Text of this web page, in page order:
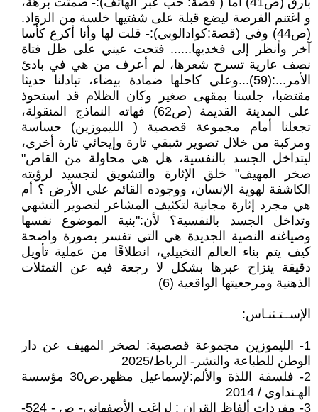
و اغتنم الفرصة ليضع قبلة على شفتيها خلسة من الروَاد.
(ص44) وفي (قصة:كوادالوبي):- قلت لها وأنا أكرع كأسا
آخر وأنظر إلى فخديها...... فتحت عيني على ظل فتاة
نصف عارية تسرح شعرها، لم أعرف من هي في بادئ
الأمر...:(59)...وعلى كاحلها ضمادة بيضاء، تبادلنا حديثا
مقتضبا، جلسنا بمقهى صغير وكان الظلام قد استحوذ
على المدينة القديمة (ص62) فهاته النماذج المنقولة،
تجعلنا أمام مجموعة قصصية ( الليموزين) حساسة
ومركبة من خلال تصوير شبقي تارة وإيحائي تارة أخرى،
ليتداخل الجسد بالنفسية، هل هي محاولة من القاص"
صخر المهيف" خلق الإثارة والتشويق لتجسيد لرؤيته
الكاشفة لهوية الإنسان، ووجوده القائم على الأرض ؟ أم
هي مجرد إثارة مجانية لتكثيف المشاعر لتصوير التشهي
وتداخل الجسد بالنفسية؟ لأن:"بنية الموضوع نفسها
وصياغته النصية الجديدة هي التي تفسر بصورة واضحة
كيف يتم بناء العالم التخييلي، انطلاقًا من عملية تأويل
دقيقة ينزاح عبرها بشكل لا رجعة فيه عن التمثلات
الذهنية ومرجعيتها الواقعية (6)
الإســتـئنـاس:
1- الليموزين مجموعة قصصية: لصخر المهيف عن دار
الوطن للطباعة والنشر- الرباط/2025
2- فلسفة اللذة والألم:لإسماعيل مظهر.ص30 مؤسسة
الهـنداوي / 2014
3- مفردات ألفاظ القران : لراغب الأصفهاني- ص - 524-